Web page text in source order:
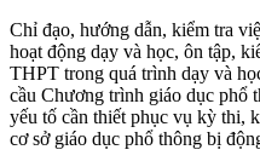
Chỉ đạo, hướng dẫn, kiểm tra
hoạt động dạy và học, ôn tập,
THPT trong quá trình dạy và
cầu Chương trình giáo dục phổ
yếu tố cần thiết phục vụ kỳ thi,
cơ sở giáo dục phổ thông bị